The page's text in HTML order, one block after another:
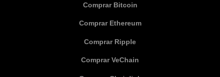
Comprar Bitcoin
Comprar Ethereum
Comprar Ripple
Comprar VeChain